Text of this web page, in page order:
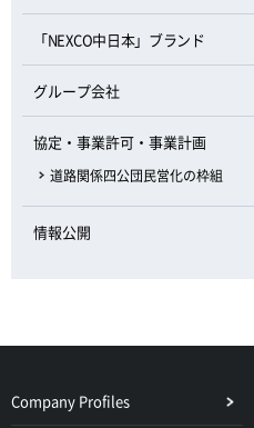
「NEXCO中日本」ブランド
グループ会社
協定・事業許可・事業計画
道路関係四公団民営化の枠組
情報公開
Company Profiles